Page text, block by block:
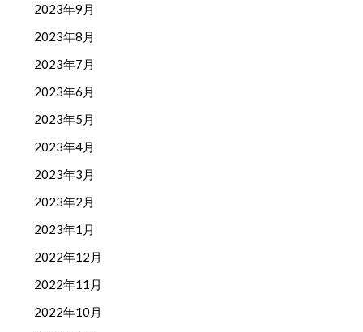
2023年9月
2023年8月
2023年7月
2023年6月
2023年5月
2023年4月
2023年3月
2023年2月
2023年1月
2022年12月
2022年11月
2022年10月